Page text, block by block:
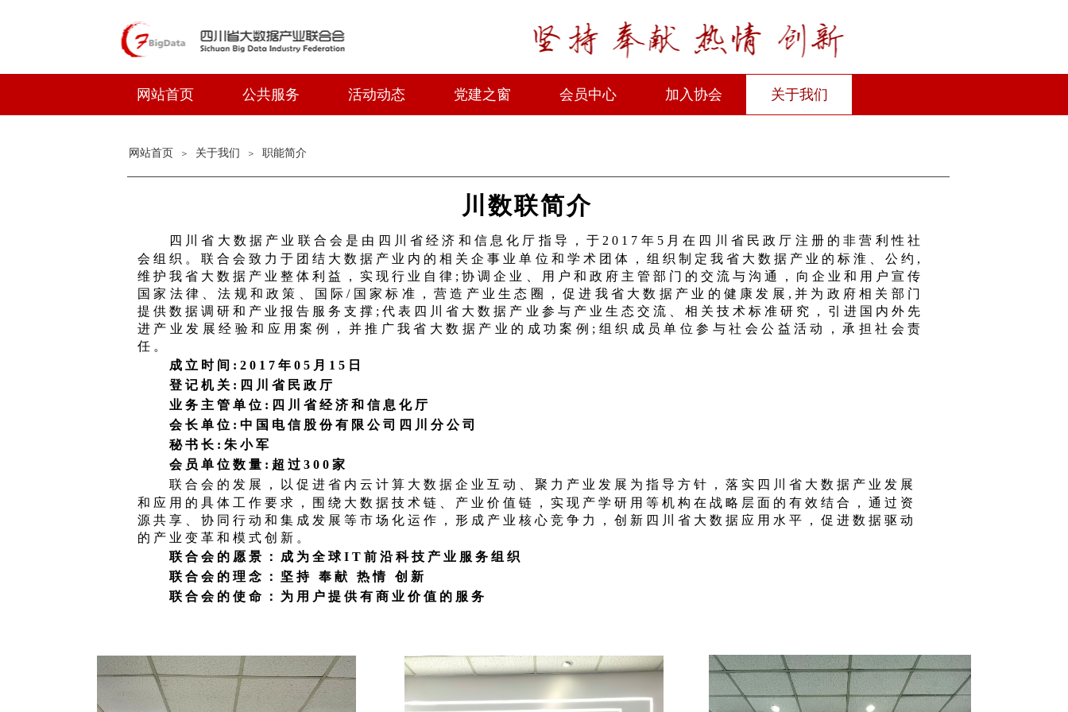
网站首页 公共服务 活动动态 党建之窗 会员中心 加入协会 关于我们
四川省大数据产业联合会是由四川省经济和信息化厅指导，于2017年5月在四川省民政厅注册的非营利性社
会组织。联合会致力于团结大数据产业内的相关企事业单位和学术团体，组织制定我省大数据产业的标淮、公约,
维护我省大数据产业整体利益，实现行业自律;协调企业、用户和政府主管部门的交流与沟通，向企业和用户宣传
国家法律、法规和政策、国际/国家标准，营造产业生态圈，促进我省大数据产业的健康发展,并为政府相关部门
提供数据调研和产业报告服务支撑;代表四川省大数据产业参与产业生态交流、相关技术标准研究，引进国内外先
进产业发展经验和应用案例，并推广我省大数据产业的成功案例;组织成员单位参与社会公益活动，承担社会责
任。
成立时间:2017年05月15日
登记机关:四川省民政厅
业务主管单位:四川省经济和信息化厅
会长单位:中国电信股份有限公司四川分公司
秘书长:朱小军
会员单位数量:超过300家
联合会的发展，以促进省内云计算大数据企业互动、聚力产业发 展为指导方针，落实四川省大数据产业发展
和应用的具体工作要求，围绕大数据技术链、产业价值链，实现产学研用等机构在战略层面的有效结合，通过资
源共享、协同行动和集成发展等市场化运作，形成产业核心竞争力，创新四川省大数据应用水平，促进数据驱动
的产业变革和模式创新。
联合会的愿景：成为全球IT前沿科技产业服务组织
联合会的理念：坚持 奉献 热情 创新
联合会的使命：为用户提供有商业价值的服务
网站首页 ＞ 关于我们 ＞ 职能简介
川数联简介